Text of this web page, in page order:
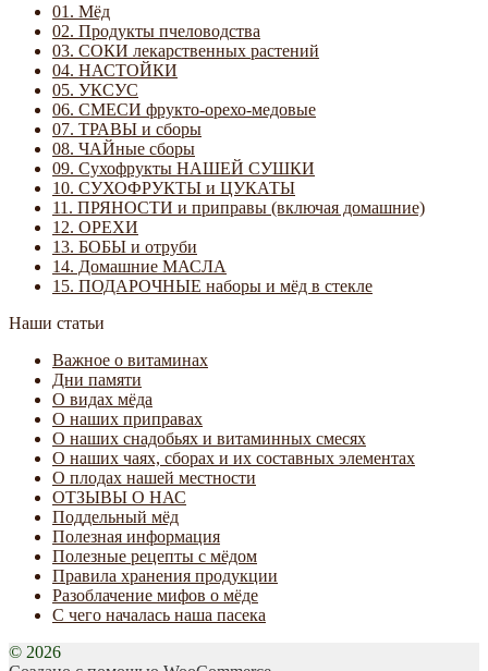
01. Мёд
02. Продукты пчеловодства
03. СОКИ лекарственных растений
04. НАСТОЙКИ
05. УКСУС
06. СМЕСИ фрукто-орехо-медовые
07. ТРАВЫ и сборы
08. ЧАЙные сборы
09. Сухофрукты НАШЕЙ СУШКИ
10. СУХОФРУКТЫ и ЦУКАТЫ
11. ПРЯНОСТИ и приправы (включая домашние)
12. ОРЕХИ
13. БОБЫ и отруби
14. Домашние МАСЛА
15. ПОДАРОЧНЫЕ наборы и мёд в стекле
Наши статьи
Важное о витаминах
Дни памяти
О видах мёда
О наших приправах
О наших снадобьях и витаминных смесях
О наших чаях, сборах и их составных элементах
О плодах нашей местности
ОТЗЫВЫ О НАС
Поддельный мёд
Полезная информация
Полезные рецепты с мёдом
Правила хранения продукции
Разоблачение мифов о мёде
С чего началась наша пасека
© 2026